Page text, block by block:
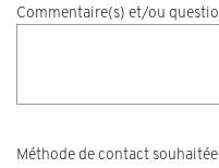
Commentaire(s) et/ou
Méthode de contact souhaitée